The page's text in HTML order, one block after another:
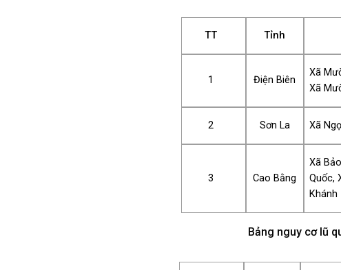
TT Tỉnh
1 Điện Biên
Xã
Xã
2 Sơn La Xã
3 Cao Bằng
Xã
Quốc,
Khánh
Bảng nguy cơ lũ